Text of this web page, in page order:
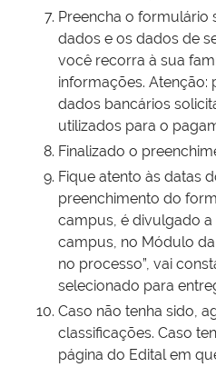
Preencha o
dados e os dados de
você recorra à sua
informações.
dados bancários
utilizados para o
Finalizado o
Fique atento às datas
preenchimento do
campus, é divulgado a
campus, no Módulo
no processo”, vai
selecionado para
Caso não tenha sido,
classificações. Caso
página do Edital em